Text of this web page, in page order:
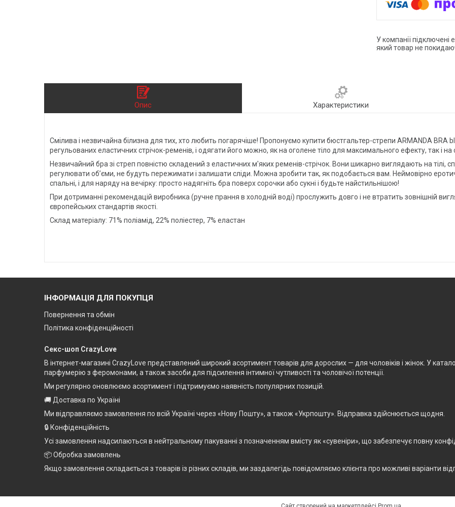
У компанії
який товар не
Опис Характеристики
Смілива і незвичайна білизна для тих, хто любить погарячіше! Пропонуємо купити бюстгальтер-стрепи ARMANDA BRA
регульованих еластичних стрічок-ременів, і одягати його можно, як на оголене тіло для максимального ефекту, так і на
Незвичайний бра зі стреп повністю складений з еластичних м'яких ременів-стрічок. Вони шикарно виглядають на тілі,
регулювати об’єми, не будуть пережимати і залишати сліди. Можна зробити так, як подобається вам. Неймовірно
спальні, і для наряду на вечірку: просто надягніть бра поверх сорочки або сукні і будьте найстильнішою!
При дотриманні рекомендацій виробника (ручне прання в холодній воді) прослужить довго і не втратить зовнішній
європейських стандартів якості.
Склад матеріалу: 71% поліамід, 22% поліестер, 7% еластан
ІНФОРМАЦІЯ ДЛЯ ПОКУПЦЯ
Повернення та обмін
Політика конфіденційності
Секс-шоп CrazyLove
В інтернет-магазині CrazyLove представлений широкий асортимент товарів для дорослих — для чоловіків і жінок. У
парфумерію з феромонами, а також засоби для підсилення інтимної чутливості та чоловічої потенції.
Ми регулярно оновлюємо асортимент і підтримуємо наявність популярних позицій.
🚚 Доставка по Україні
Ми відправляємо замовлення по всій Україні через «Нову Пошту», а також «Укрпошту». Відправка здійснюється щодня.
🔒 Конфіденційність
Усі замовлення надсилаються в нейтральному пакуванні з позначенням вмісту як «сувеніри», що забезпечує повну
📦 Обробка замовлень
Якщо замовлення складається з товарів із різних складів, ми заздалегідь повідомляємо клієнта про можливі варіанти